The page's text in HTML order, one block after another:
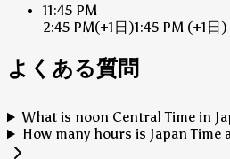
11:45 PM
2:45 PM(+1日)1:45 PM (+1日)
よくある質問
What is noon Central Time in
How many hours is Japan Time